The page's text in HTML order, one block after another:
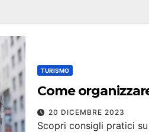
TURISMO
Come
20 DICEMBRE 2023
Scopri consigli pratici